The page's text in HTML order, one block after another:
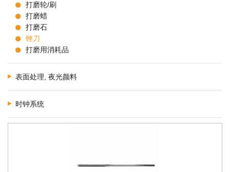
打磨轮/刷
打磨蜡
打磨石
锉刀
打磨用消耗品
表面处理, 夜光颜料
时钟系统